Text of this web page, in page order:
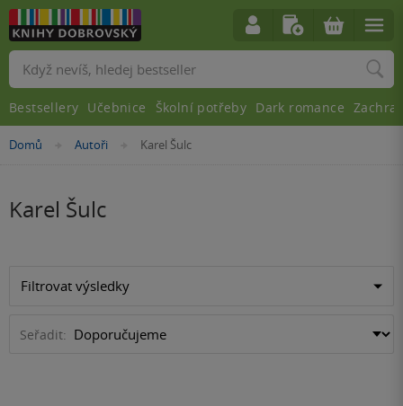
Nacházíte
Domů »Autoři »
Karel Šulc
Karel Šulc
Filtrovat výsledky
Seřadit:
Vyhledávání
Bestsellery Učebnice Školní potřeby Dark romance